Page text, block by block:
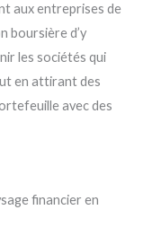
aux entreprises de
boursière d’y
les sociétés qui
en attirant des
avec des
financier en